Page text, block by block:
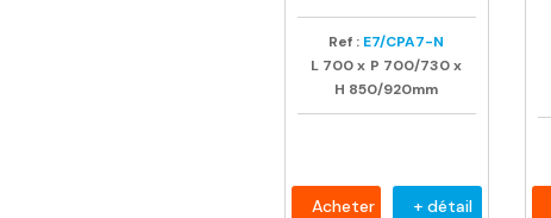
Ref : E7/CPA7-N
L 700 x P 700/730 x
H 850/920mm
Acheter + détail